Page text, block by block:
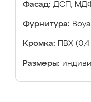
Фасад: ДСП,
Фурнитура:
Кромка: ПВХ
Размеры: